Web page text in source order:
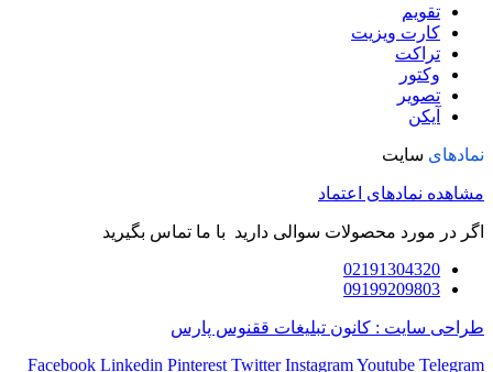
تقویم
کارت ویزیت
تراکت
وکتور
تصویر
آیکن
نمادهای سایت
مشاهده نمادهای اعتماد
اگر در مورد محصولات سوالی دارید با ما تماس بگیرید
02191304320
09199209803
طراحی سایت : کانون تبلیغات ققنوس پارس
Facebook Linkedin Pinterest Twitter InstagramYoutube Telegram